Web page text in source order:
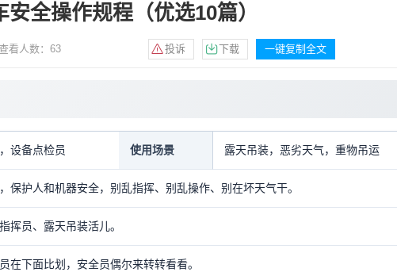
安全操作规程（优选10篇）
查看人数： 63 投诉 下载 一键复制全文
设备点检员 使用场景 露天吊装，恶劣天气，重物吊运
保护人和机器安全，别乱指挥、别乱操作、别在坏天气干。
挥员、露天吊装活儿。
在下面比划，安全员偶尔来转转看看。